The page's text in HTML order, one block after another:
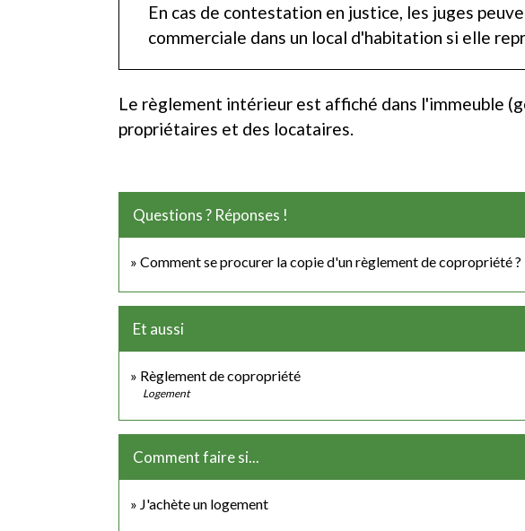
En cas de contestation en justice, les juges
commerciale dans un local d'habitation si elle
Le règlement intérieur est affiché dans l'immeuble
propriétaires et des locataires.
Questions ? Réponses !
Comment se procurer la copie d'un règlement de copropriété ?
Et aussi
Règlement de copropriété
Logement
Comment faire si...
J'achète un logement